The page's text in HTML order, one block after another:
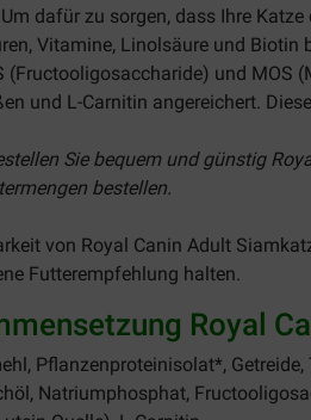
dafür zu sorgen, dass Ihre
Vitamine, Linolsäure und
(Fructooligosaccharide) und MOS
und L-Carnitin angereichert.
Sie bequem und günstig
bestellen.
von Royal Canin Adult
Futterempfehlung halten.
Royal
Pflanzenproteinisolat*,
Natriumphosphat,